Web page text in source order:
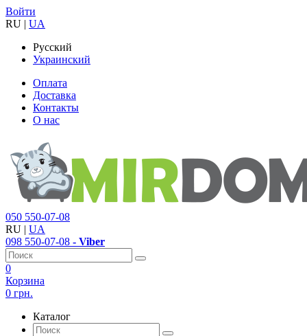
Войти
RU | UA
Русский
Украинский
Оплата
Доставка
Контакты
О нас
050 550-07-08
RU | UA
098 550-07-08 - Viber
0
Корзина
0 грн.
Каталог